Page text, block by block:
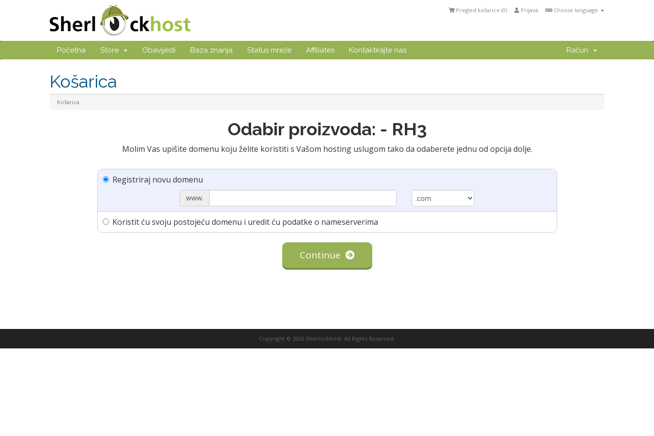
Choose language
Prijava
Pregled košarice (0)
Početna Store Obavijesti Baza znanja Status mreže Affiliates Kontaktirajte nas Račun
Košarica
Košarica
Odabir proizvoda: - RH3
Molim Vas upišite domenu koju želite koristiti s Vašom hosting uslugom tako da odaberete jednu od opcija dolje.
Registriraj novu domenu
www.
Koristit ću svoju postojeću domenu i uredit ću podatke o nameserverima
Continue
Copyright © 2026 Sherlockhost. All Rights Reserved.